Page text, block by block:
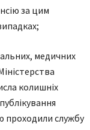
за цим
медичних
колишніх
проходили службу